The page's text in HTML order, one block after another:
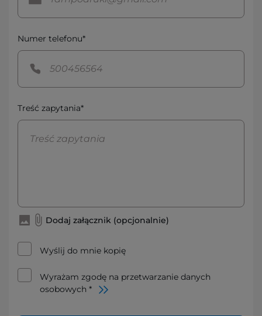
Numer telefonu*
Treść zapytania*
Dodaj załącznik (opcjonalnie)
Wyślij do mnie kopię
Wyrażam zgodę na przetwarzanie danych
osobowych *